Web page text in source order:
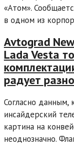
«Атом».
в одном из
Avtograd
Lada Vesta
радует
Согласно данным,
инсайдерский
картина на
неоднозначно.